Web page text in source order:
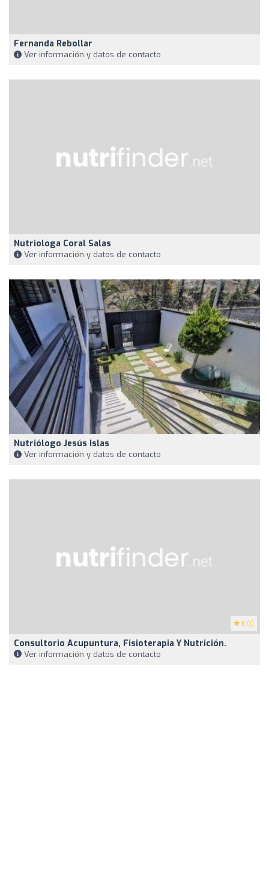
Fernanda Rebollar
Ver información y datos de contacto
Nutriologa Coral Salas
Ver información y datos de contacto
Nutriólogo Jesús Islas
Ver información y datos de contacto
5 (1)
Consultorio Acupuntura, Fisioterapia Y Nutrición.
Ver información y datos de contacto